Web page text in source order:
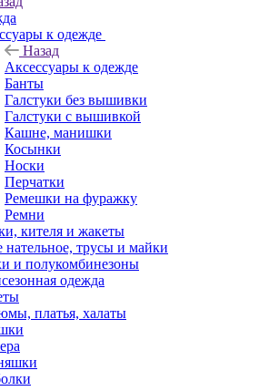
к одежде
Назад
Аксессуары к одежде
Банты
Галстуки без вышивки
Галстуки с вышивкой
Кашне, манишки
Косынки
Носки
Перчатки
Ремешки на фуражку
Ремни
кителя и жакеты
нательное, трусы и майки
и полукомбинезоны
одежда
платья, халаты